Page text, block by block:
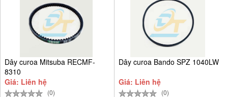
Dây curoa Mitsuba RECMF-
8310
Giá: Liên hệ
(0)
Dây curoa Bando SPZ 1040LW
Giá: Liên hệ
(0)